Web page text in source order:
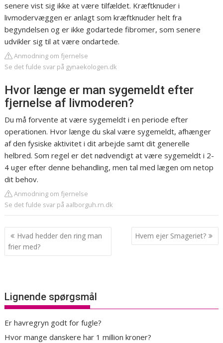
senere vist sig ikke at være tilfældet. Kræftknuder i
livmodervæggen er anlagt som kræftknuder helt fra
begyndelsen og er ikke godartede fibromer, som senere
udvikler sig til at være ondartede.
Anmodning om fjernelse
Se det fulde svar på gynaekologen.dk
Hvor længe er man sygemeldt efter
fjernelse af livmoderen?
Du må forvente at være sygemeldt i en periode efter
operationen. Hvor længe du skal være sygemeldt, afhænger
af den fysiske aktivitet i dit arbejde samt dit generelle
helbred. Som regel er det nødvendigt at være sygemeldt i 2-
4 uger efter denne behandling, men tal med lægen om netop
dit behov.
Anmodning om fjernelse
Se det fulde svar på aalborguh.rn.dk
Indlægsnavigation
Hvad hedder den ring man
frier med?
Hvem ejer Smageriet?
Lignende spørgsmål
Er havregryn godt for fugle?
Hvor mange danskere har 1 million kroner?